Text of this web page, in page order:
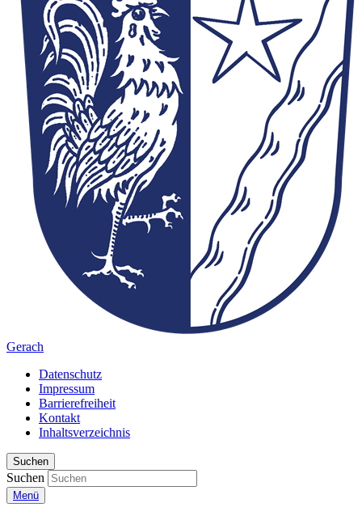
Gerach
Datenschutz
Impressum
Barrierefreiheit
Kontakt
Inhaltsverzeichnis
Suchen
Suchen
Menü